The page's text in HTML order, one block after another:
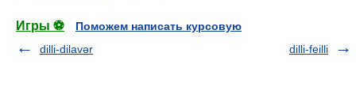
Игры ⚽
Поможем написать курсовую
dilli-dilavər
dilli-feilli